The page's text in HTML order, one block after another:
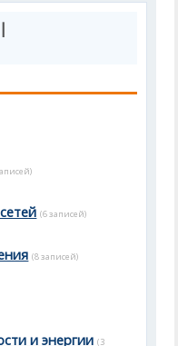
(6 записей)
(8 записей)
и энергии (3